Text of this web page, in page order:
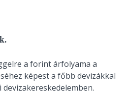
a forint árfolyama a
képest a főbb devizákkal